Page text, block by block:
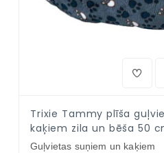
Trixie Tammy plīša
kaķiem zila un bēša 50
Guļvietas suņiem un kaķiem